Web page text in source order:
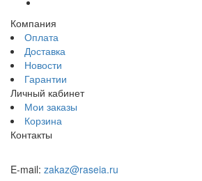
Компания
Оплата
Доставка
Новости
Гарантии
Личный кабинет
Мои заказы
Корзина
Контакты
E-mail: zakaz@raseia.ru